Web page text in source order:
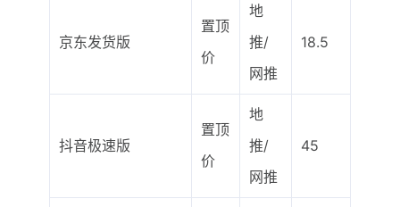
京东发货版
置顶
价
地
推/
网推
18.5
抖音极速版
置顶
价
地
推/
网推
45